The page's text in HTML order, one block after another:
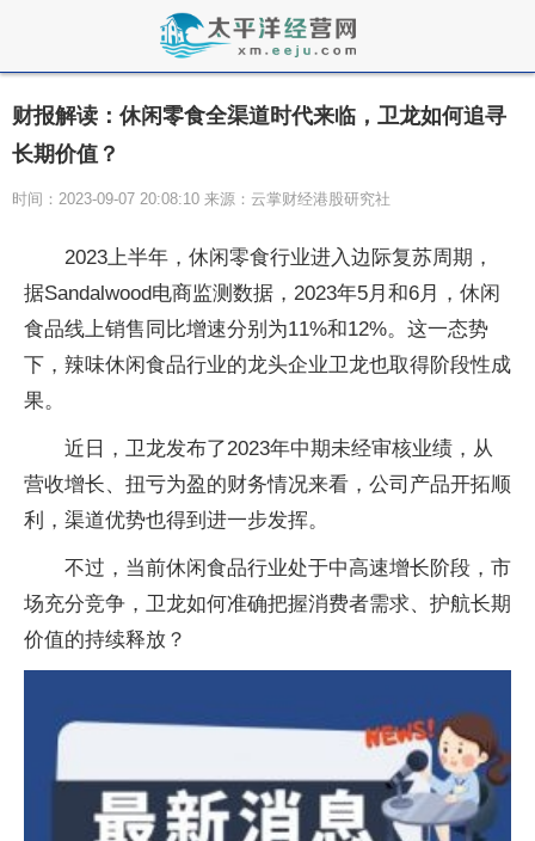
财报解读：休闲零食全渠道时代来临，卫龙如何追寻
长期价值？
时间：2023-09-07 20:08:10 来源：云掌财经港股研究社
2023上半年，休闲零食行业进入边际复苏周期，
据Sandalwood电商监测数据，2023年5月和6月，休闲
食品线上销售同比增速分别为11%和12%。这一态势
下，辣味休闲食品行业的龙头企业卫龙也取得阶段性成
果。
近日，卫龙发布了2023年中期未经审核业绩，从
营收增长、扭亏为盈的财务情况来看，公司产品开拓顺
利，渠道优势也得到进一步发挥。
不过，当前休闲食品行业处于中高速增长阶段，市
场充分竞争，卫龙如何准确把握消费者需求、护航长期
价值的持续释放？